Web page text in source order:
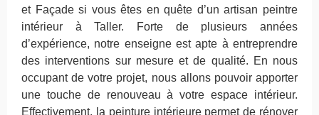
et Façade si vous êtes en quête d’un artisan peintre
intérieur à Taller. Forte de plusieurs années
d’expérience, notre enseigne est apte à entreprendre
des interventions sur mesure et de qualité. En nous
occupant de votre projet, nous allons pouvoir apporter
une touche de renouveau à votre espace intérieur.
Effectivement, la peinture intérieure permet de rénover